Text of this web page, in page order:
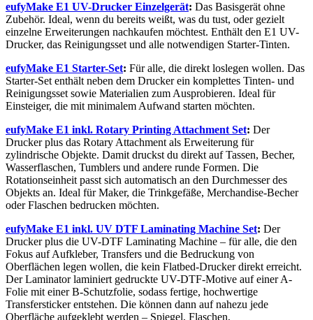
eufyMake E1 UV-Drucker Einzelgerät: Das Basisgerät ohne
Zubehör. Ideal, wenn du bereits weißt, was du tust, oder gezielt
einzelne Erweiterungen nachkaufen möchtest. Enthält den E1 UV-
Drucker, das Reinigungsset und alle notwendigen Starter-Tinten.
eufyMake E1 Starter-Set: Für alle, die direkt loslegen wollen. Das
Starter-Set enthält neben dem Drucker ein komplettes Tinten- und
Reinigungsset sowie Materialien zum Ausprobieren. Ideal für
Einsteiger, die mit minimalem Aufwand starten möchten.
eufyMake E1 inkl. Rotary Printing Attachment Set: Der
Drucker plus das Rotary Attachment als Erweiterung für
zylindrische Objekte. Damit druckst du direkt auf Tassen, Becher,
Wasserflaschen, Tumblers und andere runde Formen. Die
Rotationseinheit passt sich automatisch an den Durchmesser des
Objekts an. Ideal für Maker, die Trinkgefäße, Merchandise-Becher
oder Flaschen bedrucken möchten.
eufyMake E1 inkl. UV DTF Laminating Machine Set: Der
Drucker plus die UV-DTF Laminating Machine – für alle, die den
Fokus auf Aufkleber, Transfers und die Bedruckung von
Oberflächen legen wollen, die kein Flatbed-Drucker direkt erreicht.
Der Laminator laminiert gedruckte UV-DTF-Motive auf einer A-
Folie mit einer B-Schutzfolie, sodass fertige, hochwertige
Transfersticker entstehen. Die können dann auf nahezu jede
Oberfläche aufgeklebt werden – Spiegel, Flaschen,